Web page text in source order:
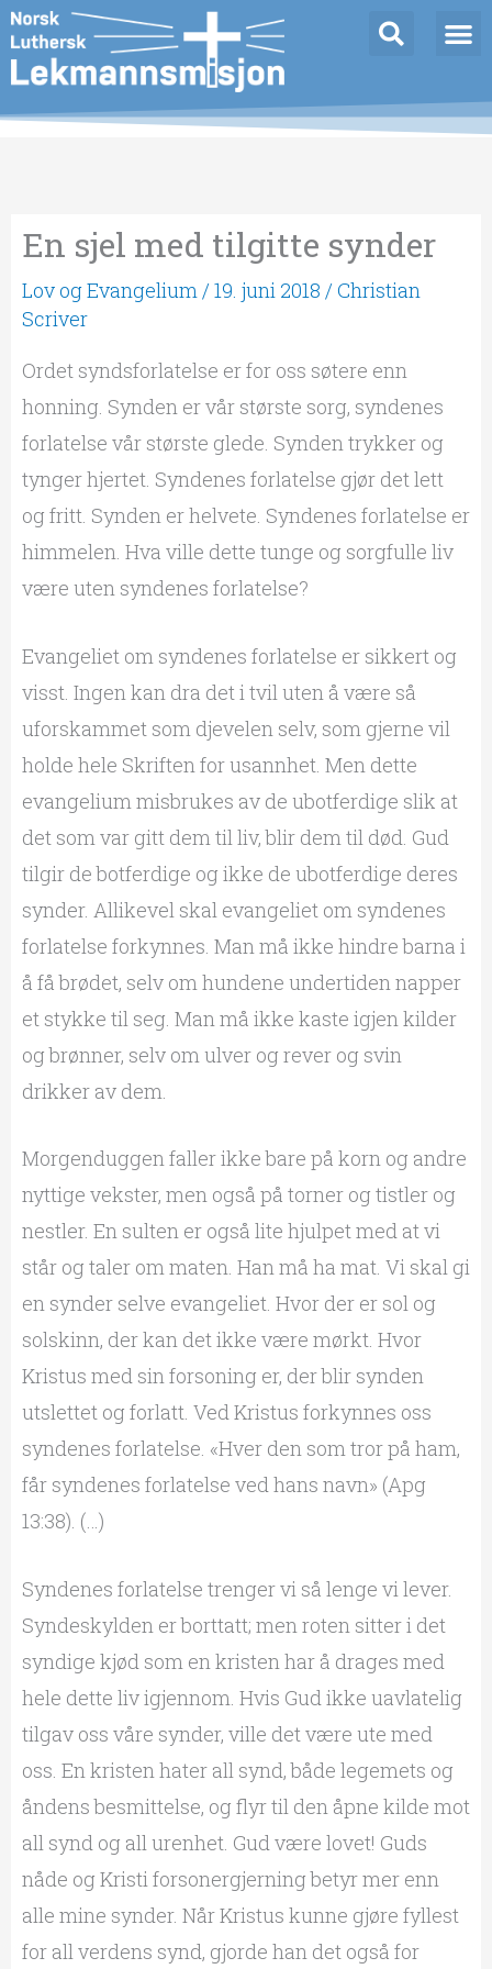
Hopp
rett
til
innholdet
En sjel med tilgitte synder
Lov og Evangelium /19. juni 2018 /Christian
Scriver
Ordet syndsforlatelse er for oss søtere enn
honning. Synden er vår største sorg, syndenes
forlatelse vår største glede. Synden trykker og
tynger hjertet. Syndenes forlatelse gjør det lett
og fritt. Synden er helvete. Syndenes forlatelse er
himmelen. Hva ville dette tunge og sorgfulle liv
være uten syndenes forlatelse?
Evangeliet om syndenes forlatelse er sikkert og
visst. Ingen kan dra det i tvil uten å være så
uforskammet som djevelen selv, som gjerne vil
holde hele Skriften for usannhet. Men dette
evangelium misbrukes av de ubotferdige slik at
det som var gitt dem til liv, blir dem til død. Gud
tilgir de botferdige og ikke de ubotferdige deres
synder. Allikevel skal evangeliet om syndenes
forlatelse forkynnes. Man må ikke hindre barna i
å få brødet, selv om hundene undertiden napper
et stykke til seg. Man må ikke kaste igjen kilder
og brønner, selv om ulver og rever og svin
drikker av dem.
Morgenduggen faller ikke bare på korn og andre
nyttige vekster, men også på torner og tistler og
nestler. En sulten er også lite hjulpet med at vi
står og taler om maten. Han må ha mat. Vi skal gi
en synder selve evangeliet. Hvor der er sol og
solskinn, der kan det ikke være mørkt. Hvor
Kristus med sin forsoning er, der blir synden
utslettet og forlatt. Ved Kristus forkynnes oss
syndenes forlatelse. «Hver den som tror på ham,
får syndenes forlatelse ved hans navn» (Apg
13:38). (…)
Syndenes forlatelse trenger vi så lenge vi lever.
Syndeskylden er borttatt; men roten sitter i det
syndige kjød som en kristen har å drages med
hele dette liv igjennom. Hvis Gud ikke uavlatelig
tilgav oss våre synder, ville det være ute med
oss. En kristen hater all synd, både legemets og
åndens besmittelse, og flyr til den åpne kilde mot
all synd og all urenhet. Gud være lovet! Guds
nåde og Kristi forsonergjerning betyr mer enn
alle mine synder. Når Kristus kunne gjøre fyllest
for all verdens synd, gjorde han det også for